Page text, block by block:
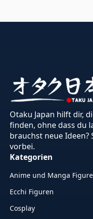
Otaku Japan hilft dir,
finden, ohne dass du
brauchst neue Ideen?
vorbei.
Kategorien
Anime und Manga
Ecchi Figuren
Cosplay